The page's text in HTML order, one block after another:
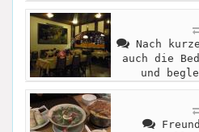
Nach
auch die
und